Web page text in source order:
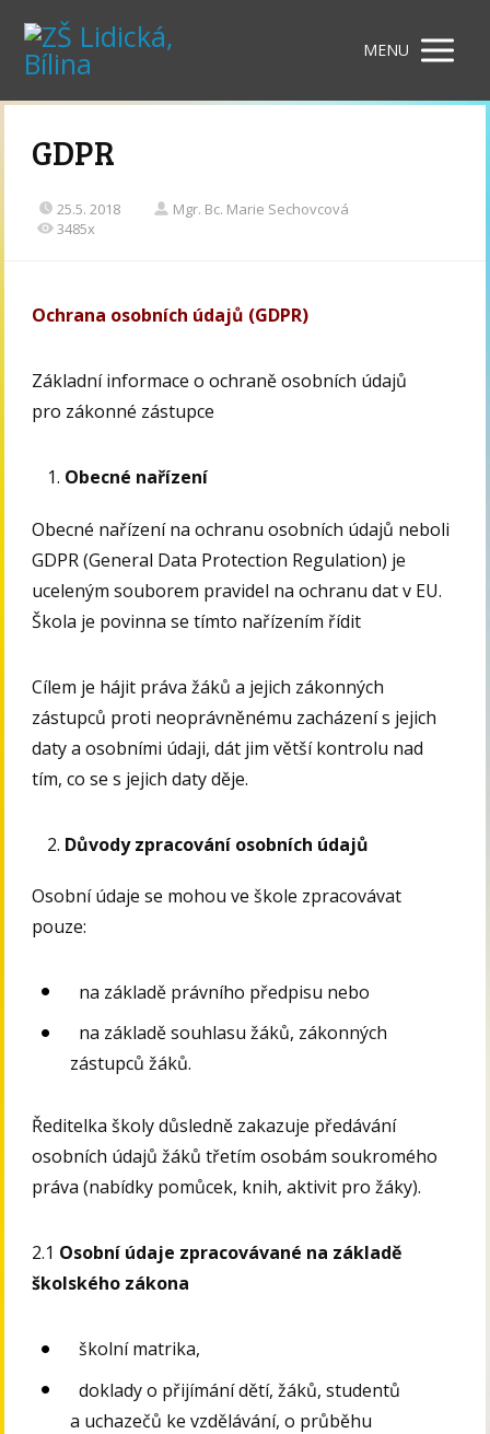
MENU
GDPR
25.5. 2018
Mgr. Bc. Marie Sechovcová
3485x
Ochrana osobních údajů (GDPR)
Základní informace o ochraně osobních údajů
pro zákonné zástupce
Obecné nařízení
Obecné nařízení na ochranu osobních údajů neboli
GDPR (General Data Protection Regulation) je
uceleným souborem pravidel na ochranu dat v EU.
Škola je povinna se tímto nařízením řídit
Cílem je hájit práva žáků a jejich zákonných
zástupců proti neoprávněnému zacházení s jejich
daty a osobními údaji, dát jim větší kontrolu nad
tím, co se s jejich daty děje.
Důvody zpracování osobních údajů
Osobní údaje se mohou ve škole zpracovávat
pouze:
na základě právního předpisu nebo
na základě souhlasu žáků, zákonných
zástupců žáků.
Ředitelka školy důsledně zakazuje předávání
osobních údajů žáků třetím osobám soukromého
práva (nabídky pomůcek, knih, aktivit pro žáky).
2.1 Osobní údaje zpracovávané na základě
školského zákona
školní matrika,
doklady o přijímání dětí, žáků, studentů
a uchazečů ke vzdělávání, o průběhu